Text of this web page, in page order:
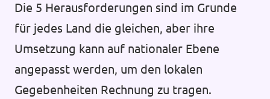
Die 5 Herausforderungen sind im Grunde
für jedes Land die gleichen, aber ihre
Umsetzung kann auf nationaler Ebene
angepasst werden, um den lokalen
Gegebenheiten Rechnung zu tragen.